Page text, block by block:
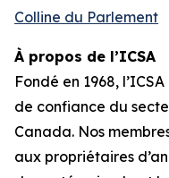
Colline du Parlement
À propos de l’ICSA
Fondé en 1968,
de confiance du
Canada. Nos
aux propriétaires